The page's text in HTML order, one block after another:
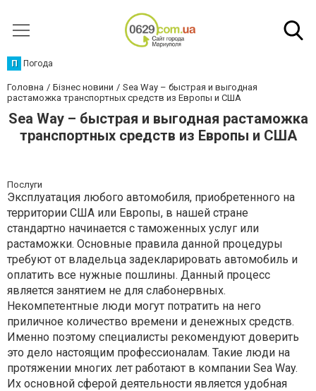
П Погода
Головна Бізнес новини
Sea Way – быстрая и выгодная
растаможка транспортных средств из Европы и США
Sea Way – быстрая и выгодная растаможка
транспортных средств из Европы и США
Послуги
Эксплуатация любого автомобиля, приобретенного на
территории США или Европы, в нашей стране
стандартно начинается с таможенных услуг или
растаможки. Основные правила данной процедуры
требуют от владельца задекларировать автомобиль и
оплатить все нужные пошлины. Данный процесс
является занятием не для слабонервных.
Некомпетентные люди могут потратить на него
приличное количество времени и денежных средств.
Именно поэтому специалисты рекомендуют доверить
это дело настоящим профессионалам. Такие люди на
протяжении многих лет работают в компании Sea Way.
Их основной сферой деятельности является удобная